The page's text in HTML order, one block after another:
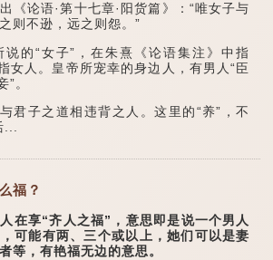
论语·第十七章·阳货篇》：“唯女子与
则不逊，远之则怨。”
“女子”，在朱熹《论语集注》中指
女人。皇帝所宠幸的身边人，有男人“臣
。
子之道相违背之人。这里的“养”，不
福？
享“齐人之福”，意思即是说一个男人
可能有两、三个或以上，她们可以是妻
等，有艳福无边的意思。